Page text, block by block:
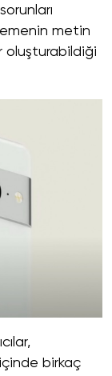
metin
oluşturabildiği
birkaç